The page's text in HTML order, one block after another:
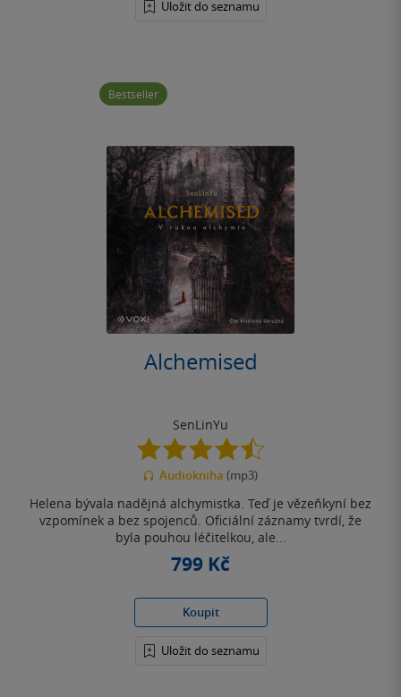
Uložit do seznamu
Bestseller
Alchemised
SenLinYu
4.5
z
5
Audiokniha (mp3)
Helena bývala nadějná alchymistka. Teď je vězeňkyní bez
vzpomínek a bez spojenců. Oficiální záznamy tvrdí, že
byla pouhou léčitelkou, ale...
799 Kč
Koupit
Uložit do seznamu